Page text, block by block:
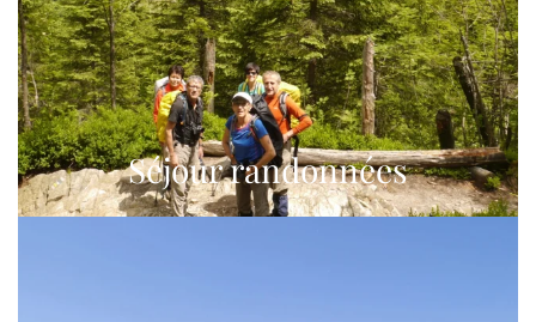
Séjour randonnées